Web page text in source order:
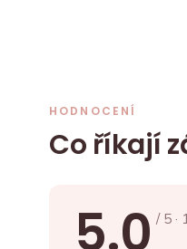
HODNOCENÍ
Co říkají
5.0 / 5 ·